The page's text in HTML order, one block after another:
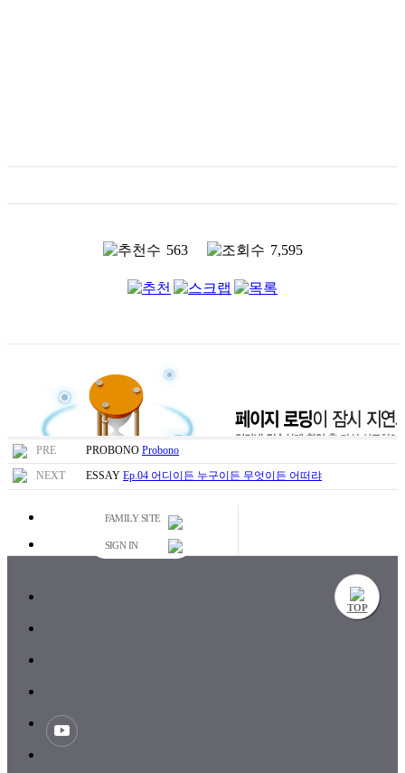
563 7,595
PRE PROBONO Probono
NEXT
ESSAY Ep.04 어디이든 누구이든 무엇이든 어떠랴
FAMILY SITE
SIGN IN
TOP